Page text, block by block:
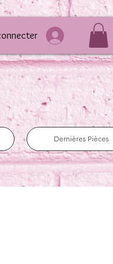
Dernières Pièces